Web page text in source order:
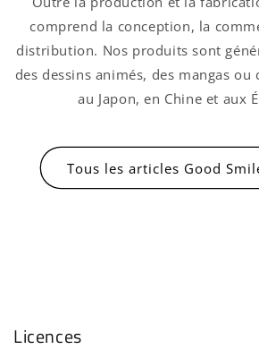
comprend la conception, la
distribution. Nos produits sont
des dessins animés, des mangas
au Japon, en Chine et aux
Tous les articles Good
Licences